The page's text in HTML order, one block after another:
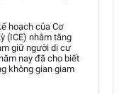
hoạch của Cơ
(ICE) nhằm tăng
giữ người di cư
nay đã cho biết
không gian giam